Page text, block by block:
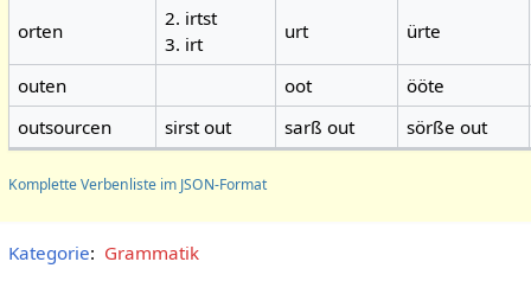
orten
2. irtst
3. irt
urt ürte
outen oot
ööte
outsourcen
sirst out sarß out sörße out
Komplette Verbenliste im JSON-Format
Kategorie: Grammatik